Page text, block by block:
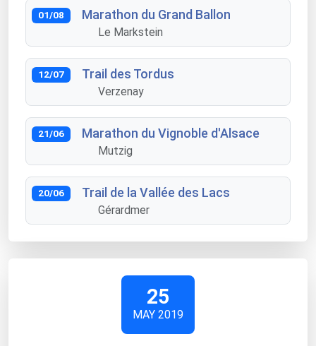
01/08 Marathon du Grand Ballon
Le Markstein
12/07 Trail des Tordus
Verzenay
21/06 Marathon du Vignoble d'Alsace
Mutzig
20/06 Trail de la Vallée des Lacs
Gérardmer
25
MAY 2019